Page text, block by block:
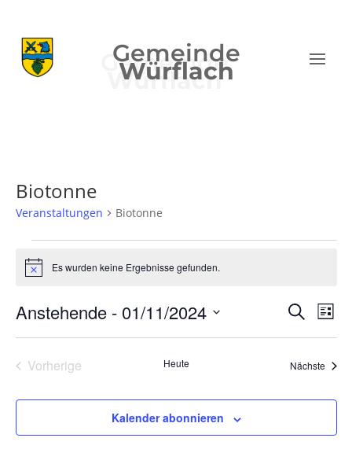
Gemeinde
Würflach
Biotonne
Veranstaltungen Biotonne
Veranstaltungen
HinweisEs wurden keine Ergebnisse gefunden.
Suche
SucheListe
Anstehende - 01/11/2024
Vorherige
Heute Nächste
Kalender abonnieren